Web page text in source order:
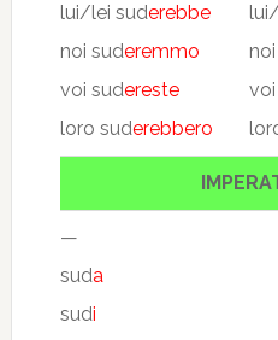
lui/lei suderebbe
noi suderemmo
voi sudereste
loro suderebbero
—
suda
sudi